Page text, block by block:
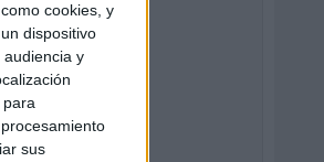
cookies, y
dispositivo
y
sus